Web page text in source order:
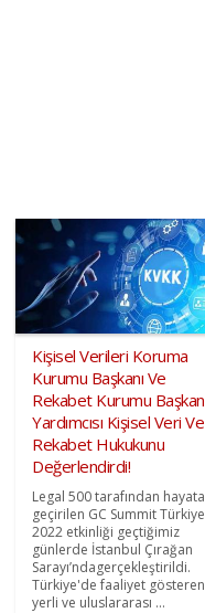
Kişisel Verileri Koruma
Kurumu Başkanı Ve
Rekabet Kurumu Başkan
Yardımcısı Kişisel Veri Ve
Rekabet Hukukunu
Değerlendirdi!
Legal 500 tarafından hayata
geçirilen GC Summit Türkiye
2022 etkinliği geçtiğimiz
günlerde İstanbul Çırağan
Sarayı’ndagerçekleştirildi.
Türkiye'de faaliyet gösteren
yerli ve uluslararası ...